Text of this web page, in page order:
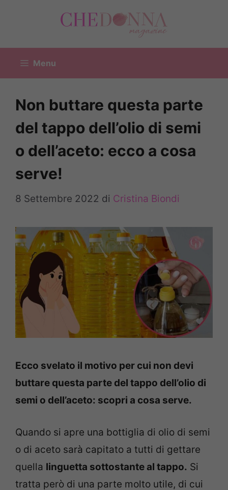
Menu
Non buttare questa parte
del tappo dell’olio di semi
o dell’aceto: ecco a cosa
serve!
8 Settembre 2022 di Cristina Biondi
Ecco svelato il motivo per cui non devi
buttare questa parte del tappo dell’olio di
semi o dell’aceto: scopri a cosa serve.
Quando si apre una bottiglia di olio di semi
o di aceto sarà capitato a tutti di gettare
quella linguetta sottostante al tappo. Si
tratta però di una parte molto utile, di cui